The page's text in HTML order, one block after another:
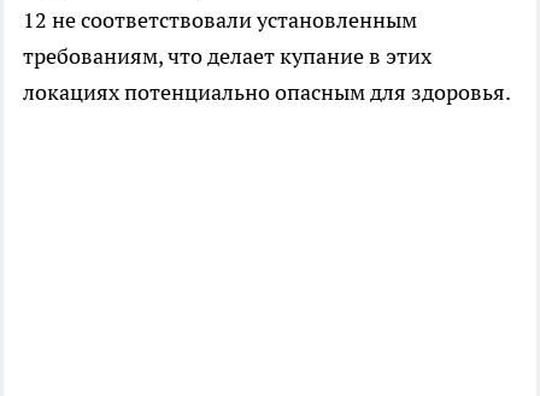
12 не соответствовали установленным
требованиям, что делает купание в этих
локациях потенциально опасным для здоровья.